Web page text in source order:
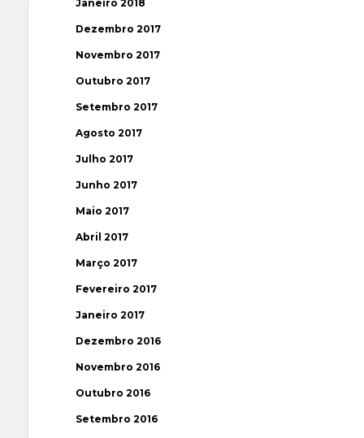
Janeiro 2018
Dezembro 2017
Novembro 2017
Outubro 2017
Setembro 2017
Agosto 2017
Julho 2017
Junho 2017
Maio 2017
Abril 2017
Março 2017
Fevereiro 2017
Janeiro 2017
Dezembro 2016
Novembro 2016
Outubro 2016
Setembro 2016